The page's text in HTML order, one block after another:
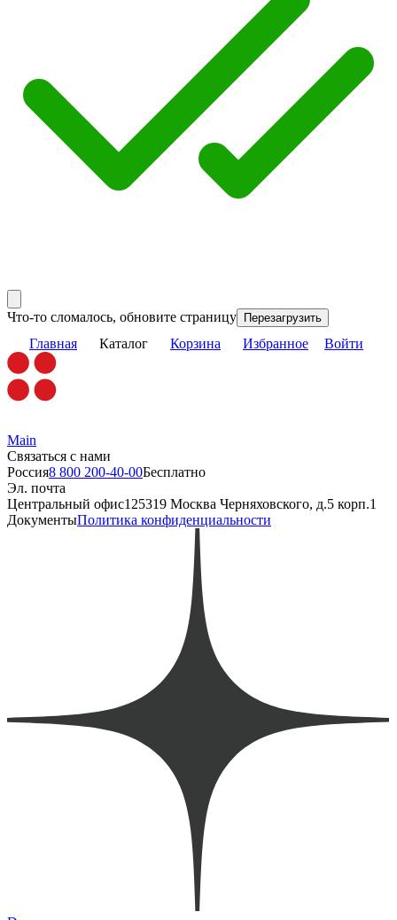
Что-то сломалось, обновите страницу Перезагрузить
Главная Каталог Корзина Избранное Войти
Main
Связаться с нами
Россия8 800 200-40-00Бесплатно
Эл. почта
Центральный офис125319 Москва Черняховского, д.5 корп.1
ДокументыПолитика конфиденциальности